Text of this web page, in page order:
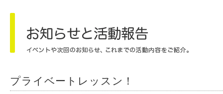
プライベートレッスン！